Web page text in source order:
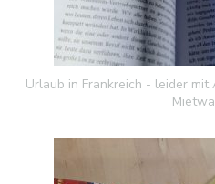
Urlaub in Frankreich - leider